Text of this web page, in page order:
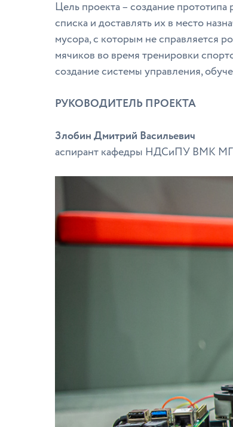
Цель проекта – создание
списка и доставлять их в место
мусора, с которым не справляется
мячиков во время тренировки
создание системы управления,
РУКОВОДИТЕЛЬ ПРОЕКТА
Злобин Дмитрий Васильевич
аспирант кафедры НДСиПУ ВМК